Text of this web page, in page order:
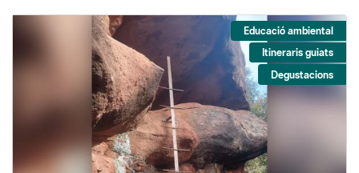
Educació ambiental
Itineraris guiats
Degustacions